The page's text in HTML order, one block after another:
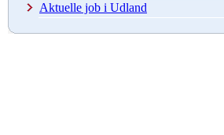
Aktuelle job i Udland